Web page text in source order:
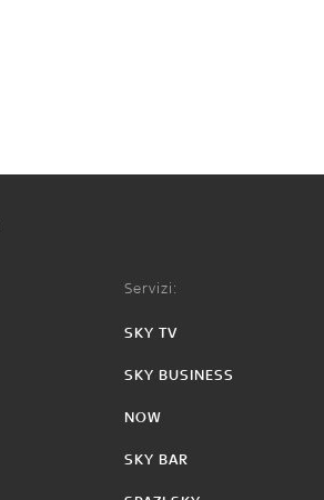
Servizi:
SKY TV
SKY BUSINESS
NOW
SKY BAR